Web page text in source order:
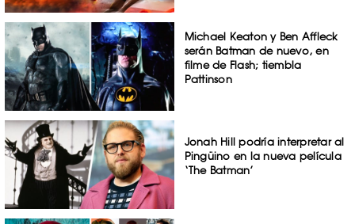
Michael Keaton y Ben Affleck
serán Batman de nuevo, en
filme de Flash; tiembla
Pattinson
Jonah Hill podría interpretar al
Pingüino en la nueva película
‘The Batman’